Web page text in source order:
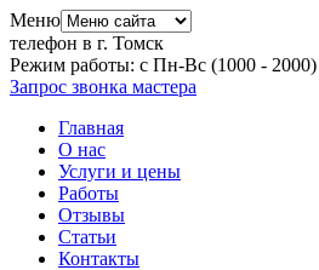
Меню
телефон в г. Томск
Режим работы: с Пн-Вс (1000 - 2000)
Запрос звонка мастера
Главная
О нас
Услуги и цены
Работы
Отзывы
Статьи
Контакты